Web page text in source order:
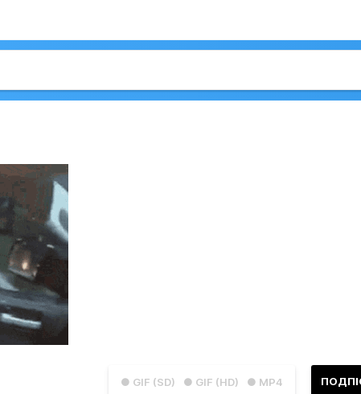
● GIF (SD) ● GIF (HD) ● MP4